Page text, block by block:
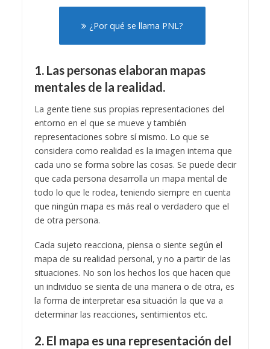
¿Por qué se llama PNL?
1. Las personas elaboran mapas
mentales de la realidad.
La gente tiene sus propias representaciones del
entorno en el que se mueve y también
representaciones sobre sí mismo. Lo que se
considera como realidad es la imagen interna que
cada uno se forma sobre las cosas. Se puede decir
que cada persona desarrolla un mapa mental de
todo lo que le rodea, teniendo siempre en cuenta
que ningún mapa es más real o verdadero que el
de otra persona.
Cada sujeto reacciona, piensa o siente según el
mapa de su realidad personal, y no a partir de las
situaciones. No son los hechos los que hacen que
un individuo se sienta de una manera o de otra, es
la forma de interpretar esa situación la que va a
determinar las reacciones, sentimientos etc.
2. El mapa es una representación del